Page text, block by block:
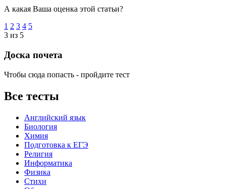
А какая Ваша оценка этой статьи?
1 2 3 4 5
3 из 5
Доска почета
Чтобы сюда попасть - пройдите тест
Все тесты
Английский язык
Биология
Химия
Подготовка к ЕГЭ
Религия
Информатика
Физика
Стихи